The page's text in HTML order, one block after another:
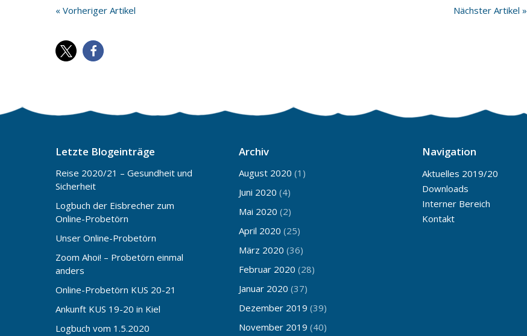
Nächster Artikel »
« Vorheriger Artikel
Letzte Blogeinträge
Reise 2020/21 – Gesundheit und
Sicherheit
Logbuch der Eisbrecher zum
Online-Probetörn
Unser Online-Probetörn
Zoom Ahoi! – Probetörn einmal
anders
Online-Probetörn KUS 20-21
Ankunft KUS 19-20 in Kiel
Logbuch vom 1.5.2020
Archiv
August 2020 (1)
Juni 2020 (4)
Mai 2020 (2)
April 2020 (25)
März 2020 (36)
Februar 2020 (28)
Januar 2020 (37)
Dezember 2019 (39)
November 2019 (40)
Navigation
Aktuelles 2019/20
Downloads
Interner Bereich
Kontakt